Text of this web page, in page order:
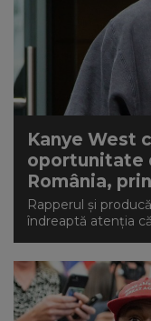
Kanye West
oportunitate
România,
Rapperul și
îndreaptă atenția